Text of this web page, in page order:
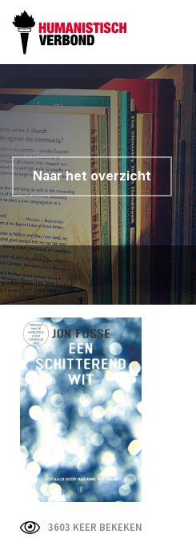
Naar het overzicht
3603 KEER BEKEKEN